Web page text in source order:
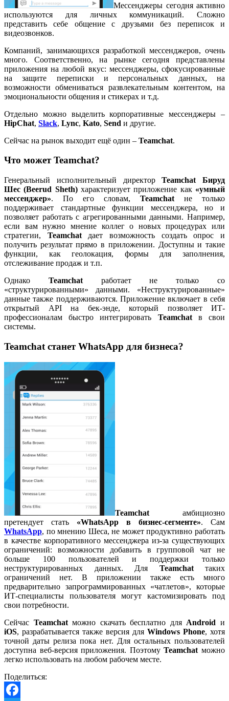
Мессенджеры сегодня активно
используются для личных коммуникаций. Сложно
представить себе общение с друзьями без переписок и
видеозвонков.
Компаний, занимающихся разработкой мессенджеров, очень
много. Соответственно, на рынке сегодня представлены
приложения на любой вкус: мессенджеры, сфокусированные
на защите переписки и персональных данных, на
возможности обмениваться развлекательным контентом, на
эмоциональности общения и стикерах и т.д.
Отдельно можно выделить корпоративные мессенджеры –
HipChat, Slack, Lync, Kato, Send и другие.
Сейчас на рынок выходит ещё один – Teamchat.
Что может Teamchat?
Генеральный исполнительный директорTeamchat
Бируд
Шес (Beerud Sheth)характеризует приложение как «умный
мессенджер». По его словам, Teamchat не только
поддерживает стандартные функции мессенджера, но и
позволяет работать с агрегированными данными. Например,
если вам нужно мнение коллег о новых процедурах или
стратегии, Teamchatдает возможность создать опрос и
получить результат прямо в приложении. Доступны и такие
функции, как геолокация, формы для заполнения,
отслеживание продаж и т.п.
Однако Teamchatработает не только со
«структурированными» данными. «Неструктурированные»
данные также поддерживаются. Приложение включает в себя
открытый API на бек-энде, который позволяет ИТ-
профессионалам быстро интегрировать Teamchatв свои
системы.
Teamchat станет WhatsApp для бизнеса?
Teamchat амбициозно
претендует стать «WhatsApp в бизнес-сегменте». Сам
WhatsApp, по мнению Шеса, не может продуктивно работать
в качестве корпоративного мессенджера из-за существующих
ограничений: возможности добавить в групповой чат не
больше 100 пользователей и поддержки только
неструктурированных данных. Для Teamchatтаких
ограничений нет. В приложении также есть много
предварительно запрограммированных «чатлетов», которые
ИТ-специалисты пользователя могут кастомизировать под
свои потребности.
Сейчас Teamchatможно скачать бесплатно для Android и
iOS, разрабатывается также версия для Windows Phone, хотя
точной даты релиза пока нет. Для остальных пользователей
доступна веб-версия приложения. ПоэтомуTeamchat можно
легко использовать на любом рабочем месте.
Поделиться: